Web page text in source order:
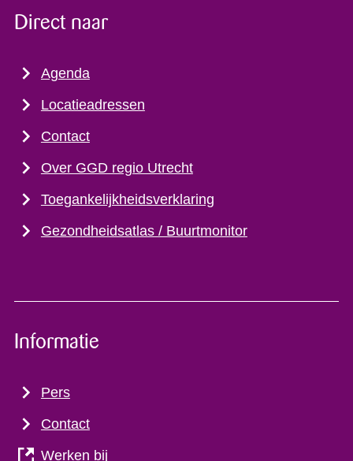
Direct naar
Agenda
Locatieadressen
Contact
Over GGD regio Utrecht
Toegankelijkheidsverklaring
Gezondheidsatlas / Buurtmonitor
Informatie
Pers
Contact
Werken bij